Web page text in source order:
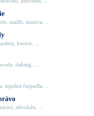
malíři, maziva, ...
karton, ...
dabing, ...
tepelná čerpadla, ...
advokáti, ...